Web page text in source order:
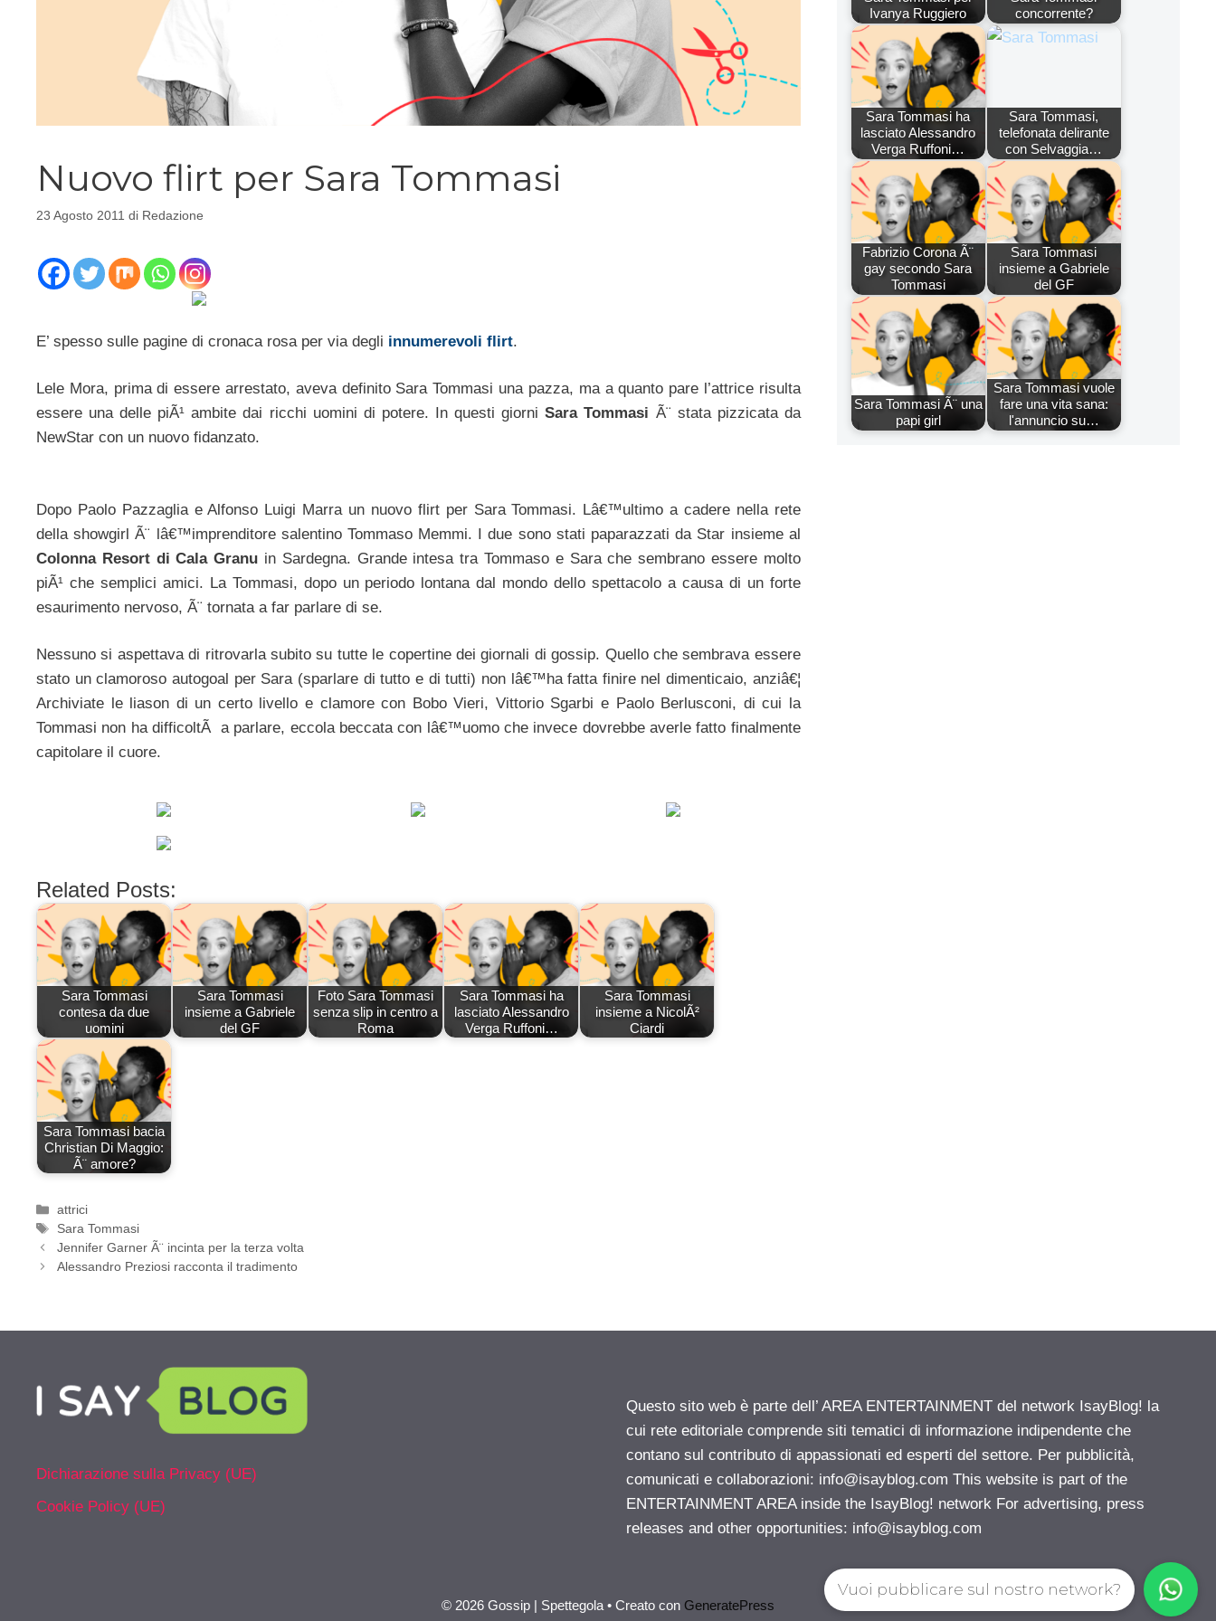
Nuovo flirt per Sara Tommasi
23 Agosto 2011 di Redazione
E’ spesso sulle pagine di cronaca rosa per via degli innumerevoli flirt.
Lele Mora, prima di essere arrestato, aveva definito Sara Tommasi una pazza, ma a quanto pare l’attrice risulta
essere una delle piÃ¹ ambite dai ricchi uomini di potere. In questi giorniSara Tommasi Ã¨ stata pizzicata da
NewStar con un nuovo fidanzato.
Dopo Paolo Pazzaglia e Alfonso Luigi Marra un nuovo flirt per Sara Tommasi. Lâ€™ultimo a cadere nella rete
della showgirl Ã¨ lâ€™imprenditore salentino Tommaso Memmi. I due sono stati paparazzati da Star insieme al
Colonna Resort di Cala Granu in Sardegna. Grande intesa tra Tommaso e Sara che sembrano essere molto
piÃ¹ che semplici amici. La Tommasi, dopo un periodo lontana dal mondo dello spettacolo a causa di un forte
esaurimento nervoso, Ã¨ tornata a far parlare di se.
Nessuno si aspettava di ritrovarla subito su tutte le copertine dei giornali di gossip. Quello che sembrava essere
stato un clamoroso autogoal per Sara (sparlare di tutto e di tutti) non lâ€™ha fatta finire nel dimenticaio, anziâ€¦
Archiviate le liason di un certo livello e clamore con Bobo Vieri, Vittorio Sgarbi e Paolo Berlusconi, di cui la
Tommasi non ha difficoltÃ a parlare, eccola beccata con lâ€™uomo che invece dovrebbe averle fatto finalmente
capitolare il cuore.
Related Posts:
Sara Tommasi
contesa da due
uomini
Sara Tommasi
insieme a Gabriele
del GF
Foto Sara Tommasi
senza slip in centro a
Roma
Sara Tommasi ha
lasciato Alessandro
Verga Ruffoni…
Sara Tommasi
insieme a NicolÃ²
Ciardi
Sara Tommasi bacia
Christian Di Maggio:
Ã¨ amore?
Categorie
attrici
Tag
Sara Tommasi
Jennifer Garner Ã¨ incinta per la terza volta
Alessandro Preziosi racconta il tradimento
Ivanya Ruggiero
concorrente?
Sara Tommasi ha
lasciato Alessandro
Verga Ruffoni…
Sara Tommasi,
telefonata delirante
con Selvaggia…
Fabrizio Corona Ã¨
gay secondo Sara
Tommasi
Sara Tommasi
insieme a Gabriele
del GF
Sara Tommasi Ã¨ una
papi girl
Sara Tommasi vuole
fare una vita sana:
l'annuncio su…
Dichiarazione sulla Privacy (UE)
Cookie Policy (UE)
Questo sito web è parte dell’ AREA ENTERTAINMENT del network IsayBlog! la
cui rete editoriale comprende siti tematici di informazione indipendente che
contano sul contributo di appassionati ed esperti del settore. Per pubblicità,
comunicati e collaborazioni: info@isayblog.com This website is part of the
ENTERTAINMENT AREA inside the IsayBlog! network For advertising, press
releases and other opportunities: info@isayblog.com
© 2026 Gossip | Spettegola • Creato con GeneratePress
Vuoi pubblicare sul nostro network?